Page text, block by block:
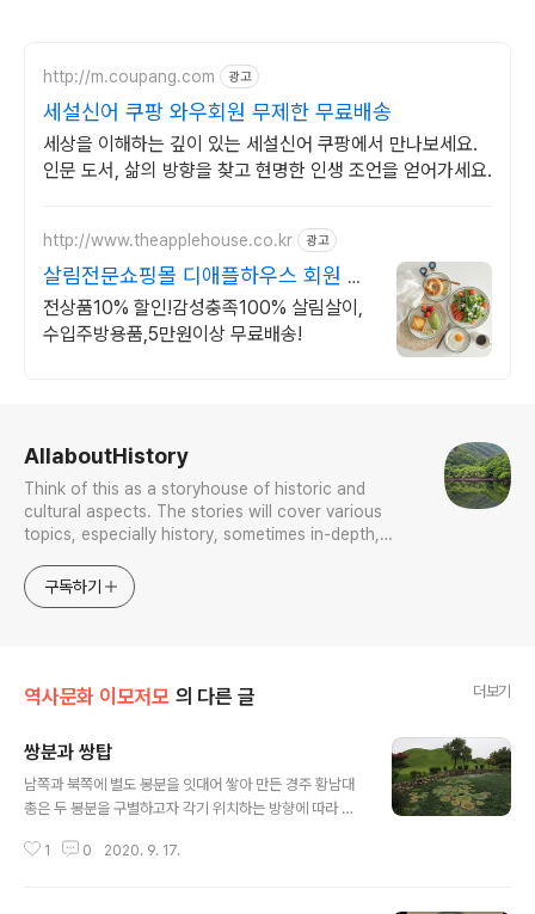
http://m.coupang.com 광고
세설신어 쿠팡 와우회원 무제한 무료배송
세상을 이해하는 깊이 있는 세설신어 쿠팡에서 만나보세요.
인문 도서, 삶의 방향을 찾고 현명한 인생 조언을 얻어가세요.
http://www.theapplehouse.co.kr 광고
살림전문쇼핑몰 디애플하우스 회원 최
대10%할인
전상품10% 할인!감성충족100% 살림살이,
수입주방용품,5만원이상 무료배송!
AllaboutHistory
Think of this as a storyhouse of historic and
cultural aspects. The stories will cover various
topics, especially history, sometimes in-depth,
approach will be to resist any common sense or
generalized viewpoint
구독하기
역사문화 이모저모 의 다른 글 더보기
쌍분과 쌍탑
남쪽과 북쪽에 별도 봉분을 잇대어 쌓아 만든 경주 황남대
총은 두 봉분을 구별하고자 각기 위치하는 방향에 따라 북
南墳이라 한다. 적석목곽분 시대 신라 무덤에는 이런 사례
1 0 2020. 9. 17.